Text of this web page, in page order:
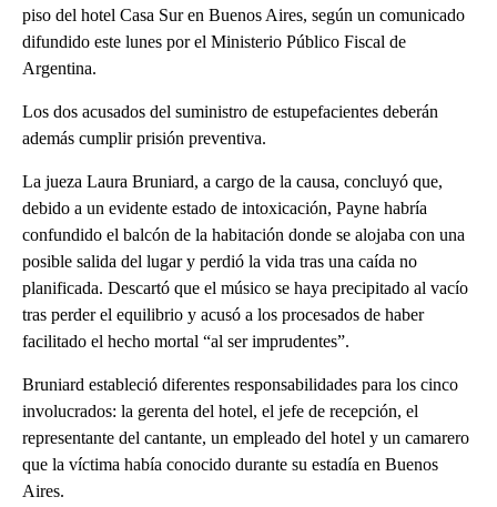
piso del hotel Casa Sur en Buenos Aires, según un comunicado
difundido este lunes por el Ministerio Público Fiscal de
Argentina.
Los dos acusados del suministro de estupefacientes deberán
además cumplir prisión preventiva.
La jueza Laura Bruniard, a cargo de la causa, concluyó que,
debido a un evidente estado de intoxicación, Payne habría
confundido el balcón de la habitación donde se alojaba con una
posible salida del lugar y perdió la vida tras una caída no
planificada. Descartó que el músico se haya precipitado al vacío
tras perder el equilibrio y acusó a los procesados de haber
facilitado el hecho mortal “al ser imprudentes”.
Bruniard estableció diferentes responsabilidades para los cinco
involucrados: la gerenta del hotel, el jefe de recepción, el
representante del cantante, un empleado del hotel y un camarero
que la víctima había conocido durante su estadía en Buenos
Aires.